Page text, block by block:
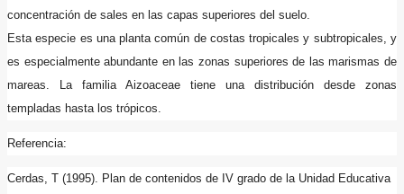
concentración de sales en las capas superiores del suelo.
Esta especie es una planta común de costas tropicales y subtropicales, y
es especialmente abundante en las zonas superiores de las marismas de
mareas. La familia Aizoaceae tiene una distribución desde zonas
templadas hasta los trópicos.
Referencia:
Cerdas, T (1995). Plan de contenidos de IV grado de la Unidad Educativa